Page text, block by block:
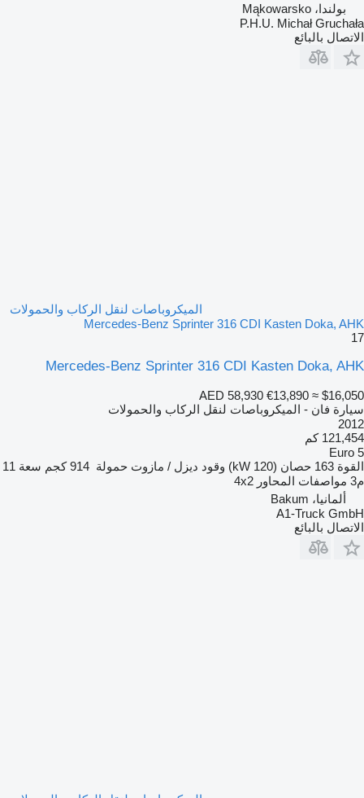
بولندا، Mąkowarsko
P.H.U. Michał Gruchała
الاتصال بالبائع
الميكروباصات لنقل الركاب والحمولات
Mercedes-Benz Sprinter 316 CDI Kasten Doka, AHK
17
Mercedes-Benz Sprinter 316 CDI Kasten Doka, AHK
AED 58,930 €13,890 ≈ $16,050
سيارة فان - الميكروباصات لنقل الركاب والحمولات
2012
121,454 كم
Euro 5
القوة 163 حصان (120 kW) وقود ديزل / مازوت حمولة 914 كجم سعة 11
م3
مواصفات المحاور 4x2
ألمانيا، Bakum
A1-Truck GmbH
الاتصال بالبائع